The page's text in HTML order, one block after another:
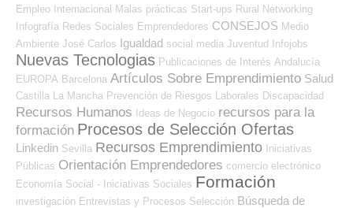
Empleo Internacional
Malas prácticas Start-ups Rural
Networking
Infografía Redes Sociales Emprendedores CONSEJOS Medio
Ambiente José Carlos Igualdad social media Juventud Infojobs
Nuevas Tecnologias Publicaciones de Interés Andalucía
EUROPA Barcelona Artículos Sobre Emprendimiento Salud
Castilla La Mancha Prevención de Riesgos Laborales Discapacidad
Recursos Humanos Ideas de Negocio recursos para la
formación Procesos de Selección Ofertas
Linkedin Sevilla Recursos Emprendimiento Iniciativas
Públicas Orientación Emprendedores comercio electrónico
Economía Social - Iniciativas Sociales Formación
investigación Entrevistas y Procesos Selección Búsqueda de